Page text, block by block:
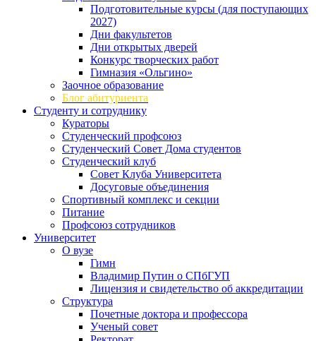
Подготовительные курсы (для поступающих
2027)
Дни факультетов
Дни открытых дверей
Конкурс творческих работ
Гимназия «Ольгино»
Заочное образование
Блог абитуриента
Студенту и сотруднику
Кураторы
Студенческий профсоюз
Студенческий Совет Дома студентов
Студенческий клуб
Совет Клуба Университета
Досуговые объединения
Спортивный комплекс и секции
Питание
Профсоюз сотрудников
Университет
О вузе
Гимн
Владимир Путин о СПбГУП
Лицензия и свидетельство об аккредитации
Структура
Почетные доктора и профессора
Ученый совет